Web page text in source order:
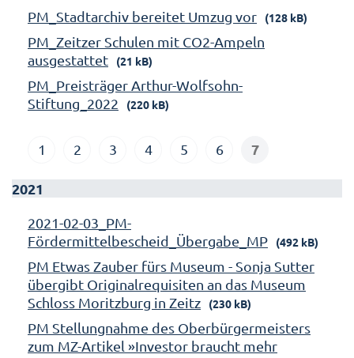
PM_Stadtarchiv bereitet Umzug vor (128 kB)
PM_Zeitzer Schulen mit CO2-Ampeln
ausgestattet
(21 kB)
PM_Preisträger Arthur-Wolfsohn-
Stiftung_2022
(220 kB)
1 2 3 4 5 6 7
2021
2021-02-03_PM-
Fördermittelbescheid_Übergabe_MP
(492 kB)
PM Etwas Zauber fürs Museum - Sonja Sutter
übergibt Originalrequisiten an das Museum
Schloss Moritzburg in Zeitz
(230 kB)
PM Stellungnahme des Oberbürgermeisters
zum MZ-Artikel »Investor braucht mehr